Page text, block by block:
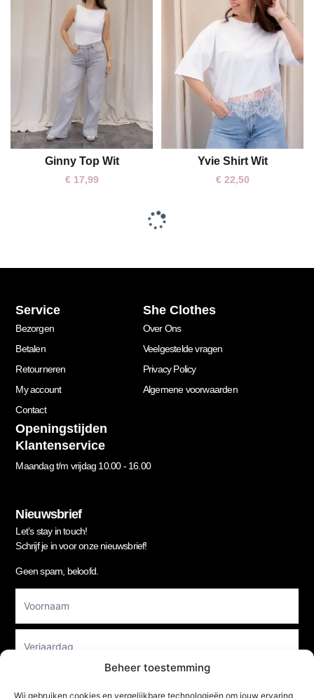
Beheer toestemming
Wij gebruiken cookies en vergelijkbare technologieën om jouw ervaring
One size
Ginny Top Wit
€17,99
One size
Yvie Shirt Wit
€22,50
Service
Bezorgen
Betalen
Retourneren
My account
Contact
She Clothes
Over Ons
Veelgestelde vragen
Privacy Policy
Algemene voorwaarden
Openingstijden
Klantenservice
Maandag t/m vrijdag 10.00 - 16.00
Nieuwsbrief
Let’s stay in touch!
Schrijf je in voor onze nieuwsbrief!
Geen spam, beloofd.
Newsletter